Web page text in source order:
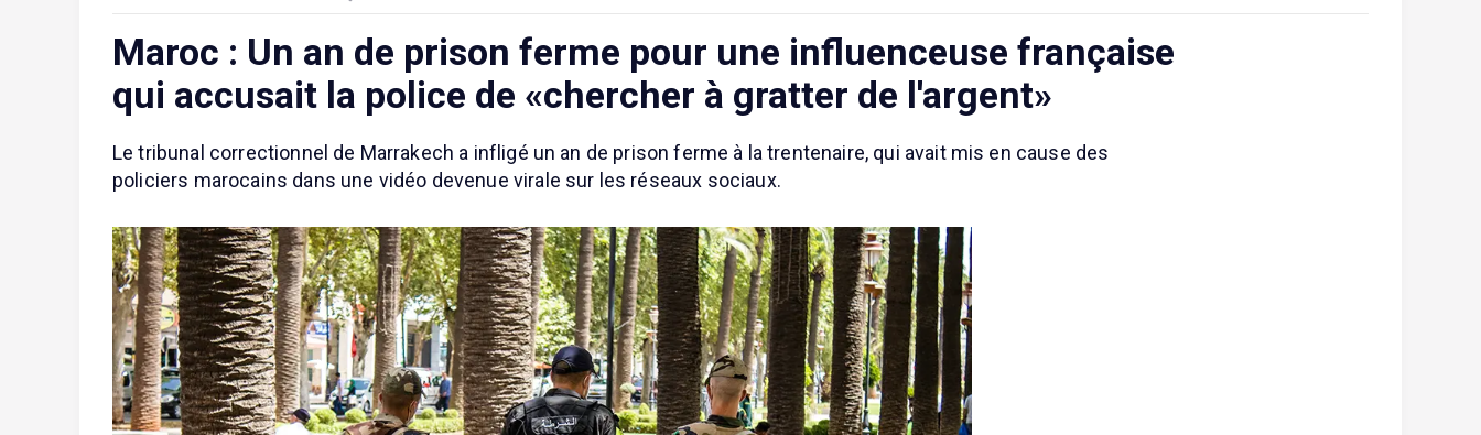
Maroc : Un an de prison ferme pour une influenceuse française
qui accusait la police de «chercher à gratter de l'argent»
Le tribunal correctionnel de Marrakech a infligé un an de prison ferme à la trentenaire, qui avait mis en cause des
policiers marocains dans une vidéo devenue virale sur les réseaux sociaux.